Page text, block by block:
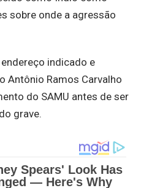
sobre onde a agressão
indicado e
Antônio Ramos Carvalho
do SAMU antes de ser
grave.